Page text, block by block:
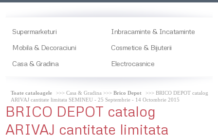
Supermarketuri
Inbracaminte & Incataminte
Mobila & Decoraciuni
Cosmetice & Bijuterii
Casa & Gradina
Electrocasnice
Toate cataloagele >>> Casa & Gradina >>>Brico Depot
>>> BRICO DEPOT catalog
ARIVAJ cantitate limitata SEMINEU - 25 Septembrie - 14 Octombrie 2015
BRICO DEPOT catalog
ARIVAJ cantitate limitata